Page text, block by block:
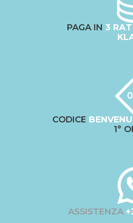
PAGA IN 3
CODICE
1°
ASSISTENZA